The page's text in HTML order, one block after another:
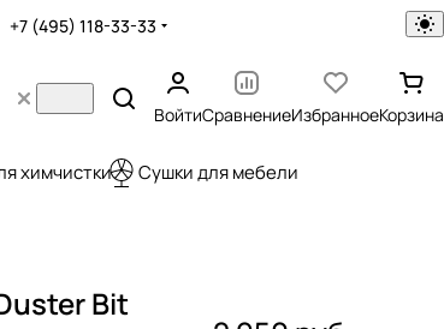
+7 (495) 118-33-33
ВойтиСравнениеИзбранноеКорзина
химчистки Сушки для мебели
Bit